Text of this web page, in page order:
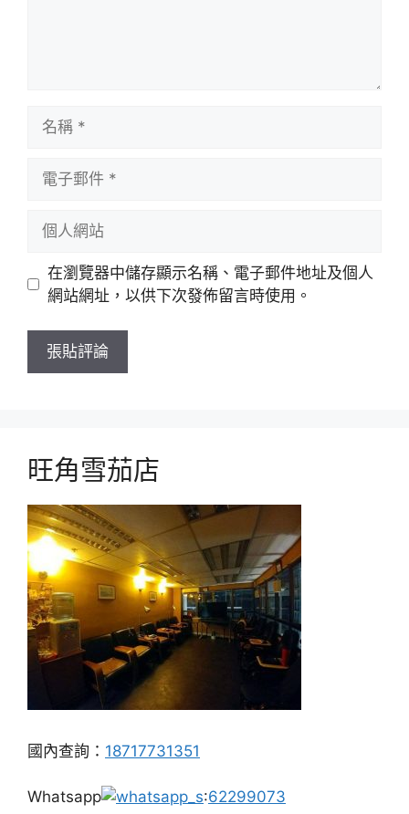
站
在瀏覽器中儲存顯示名稱、電子郵件地址及個人
網站網址，以供下次發佈留言時使用。
旺角雪茄店
國內查詢： 18717731351
Whatsapp :62299073